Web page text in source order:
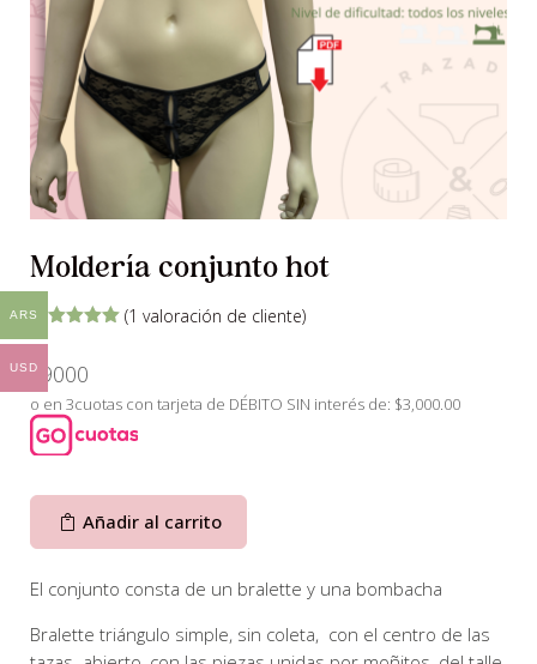
Moldería conjunto hot
Valorado
5 en base
avaloración
de un
cliente
(1 valoración de cliente)
$ 9000
o en 3cuotas con tarjeta de DÉBITO SIN interés de: $3,000.00
Añadir al carrito
El conjunto consta de un bralette y una bombacha
Bralette triángulo simple, sin coleta, con el centro de las
ARS
USD